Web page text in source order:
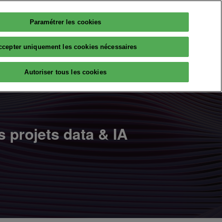
Français
Français
English
PARTICIPER
RESSOURCES
projets data & IA
Paramétrer les cookies
uniquement les cookies nécessaires
Autoriser tous les cookies